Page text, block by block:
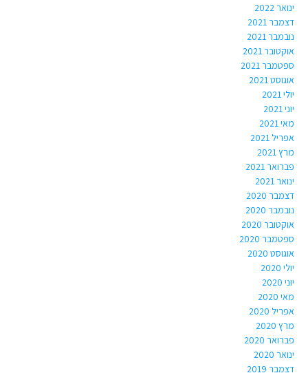
ינואר 2022
דצמבר 2021
נובמבר 2021
אוקטובר 2021
ספטמבר 2021
אוגוסט 2021
יולי 2021
יוני 2021
מאי 2021
אפריל 2021
מרץ 2021
פברואר 2021
ינואר 2021
דצמבר 2020
נובמבר 2020
אוקטובר 2020
ספטמבר 2020
אוגוסט 2020
יולי 2020
יוני 2020
מאי 2020
אפריל 2020
מרץ 2020
פברואר 2020
ינואר 2020
דצמבר 2019